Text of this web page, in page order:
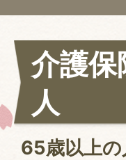
介護
人
65歳以上の